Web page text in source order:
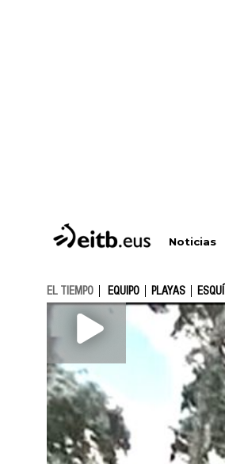
Noticias
EL TIEMPO EQUIPO PLAYAS ESQUÍ